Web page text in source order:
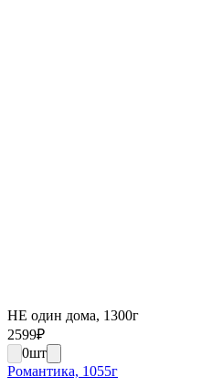
НЕ один дома, 1300г
2599₽
0шт
Романтика, 1055г